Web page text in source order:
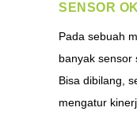
SENSOR
Pada sebuah
banyak sensor
Bisa dibilang,
mengatur